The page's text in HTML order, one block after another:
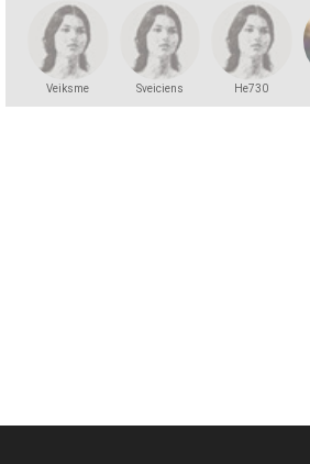
Veiksme Sveiciens He730